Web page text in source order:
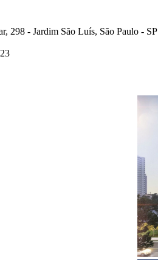
298 - Jardim São Luís, São Paulo - SP